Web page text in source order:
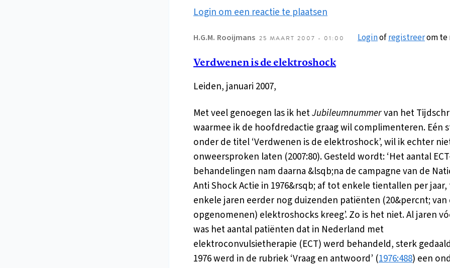
Login om een reactie te plaatsen
H.G.M. Rooijmans 25 MAART 2007 - 01:00 Loginofregistreerom te
Verdwenen is de elektroshock
Leiden, januari 2007,
Met veel genoegen las ik hetJubileumnummervan het
waarmee ik de hoofdredactie graag wil complimenteren. Eén
onder de titel ‘Verdwenen is de elektroshock’, wil ik echter
onweersproken laten (2007:80). Gesteld wordt: ‘Het aantal
behandelingen nam daarna &lsqb;na de campagne van de
Anti Shock Actie in 1976&rsqb; af tot enkele tientallen per
enkele jaren eerder nog duizenden patiënten (20&percnt; van
opgenomenen) elektroshocks kreeg’. Zo is het niet. Al jaren
was het aantal patiënten dat in Nederland met
elektroconvulsietherapie (ECT) werd behandeld, sterk
1976 werd in de rubriek ‘Vraag en antwoord’ (1976:488) een